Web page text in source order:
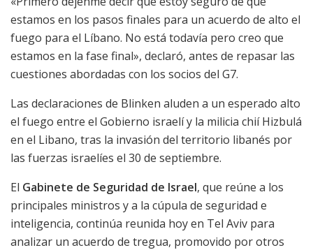
estamos en los pasos finales para un acuerdo de alto el
fuego para el Líbano. No está todavía pero creo que
estamos en la fase final», declaró, antes de repasar las
cuestiones abordadas con los socios del G7.
Las declaraciones de Blinken aluden a un esperado alto
el fuego entre el Gobierno israelí y la milicia chií Hizbulá
en el Libano, tras la invasión del territorio libanés por
las fuerzas israelíes el 30 de septiembre.
El Gabinete de Seguridad de Israel, que reúne a los
principales ministros y a la cúpula de seguridad e
inteligencia, continúa reunida hoy en Tel Aviv para
analizar un acuerdo de tregua, promovido por otros